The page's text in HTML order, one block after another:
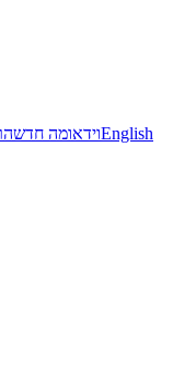
מה חדשוידאוEnglish